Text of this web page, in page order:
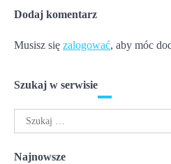
Dodaj komentarz
Musisz się zalogować, aby móc
Szukaj w serwisie
Szukaj:
Najnowsze